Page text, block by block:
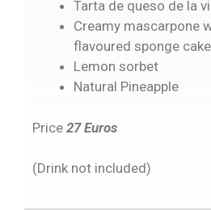
Tarta de queso de la
Creamy mascarpone
flavoured sponge cake
Lemon sorbet
Natural Pineapple
Price 27 Euros
(Drink not included)